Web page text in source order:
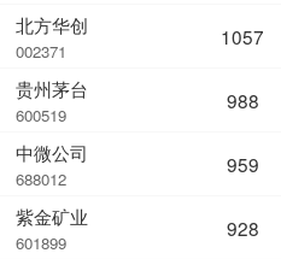
北方华创
002371
贵州茅台
600519
中微公司
688012
紫金矿业
601899
1057
988
959
928